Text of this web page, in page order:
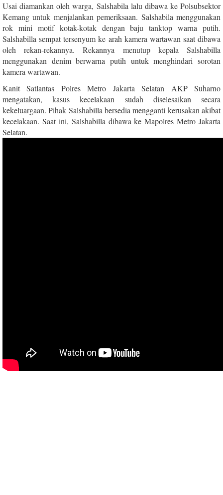
Usai diamankan oleh warga, Salshabila lalu dibawa ke Polsubsektor
Kemang untuk menjalankan pemeriksaan. Salshabila menggunakan
rok mini motif kotak-kotak dengan baju tanktop warna putih.
Salshabilla sempat tersenyum ke arah kamera wartawan saat dibawa
oleh rekan-rekannya. Rekannya menutup kepala Salshabilla
menggunakan denim berwarna putih untuk menghindari sorotan
kamera wartawan.
Kanit Satlantas Polres Metro Jakarta Selatan AKP Suharno
mengatakan, kasus kecelakaan sudah diselesaikan secara
kekeluargaan. Pihak Salshabilla bersedia mengganti kerusakan akibat
kecelakaan. Saat ini, Salshabilla dibawa ke Mapolres Metro Jakarta
Selatan.